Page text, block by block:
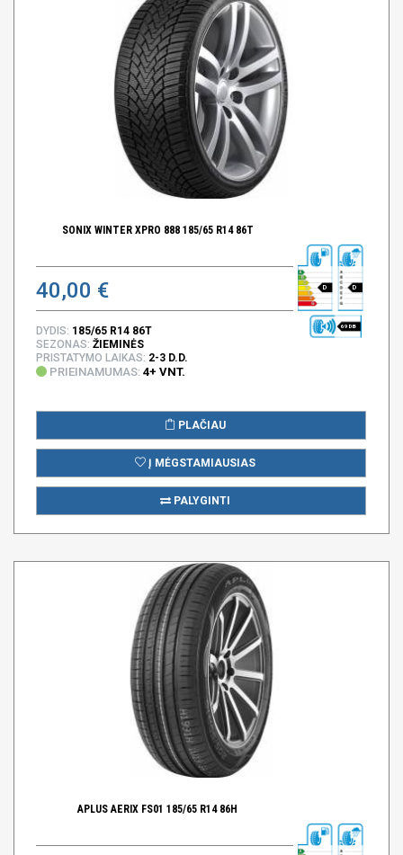
SONIX WINTER XPRO 888 185/65 R14 86T
40,00 € D D
69 DB
DYDIS: 185/65 R14 86T
SEZONAS: ŽIEMINĖS
PRISTATYMO LAIKAS: 2-3 D.D.
PRIEINAMUMAS: 4+ VNT.
PLAČIAU
Į MĖGSTAMIAUSIAS
PALYGINTI
APLUS AERIX FS01 185/65 R14 86H